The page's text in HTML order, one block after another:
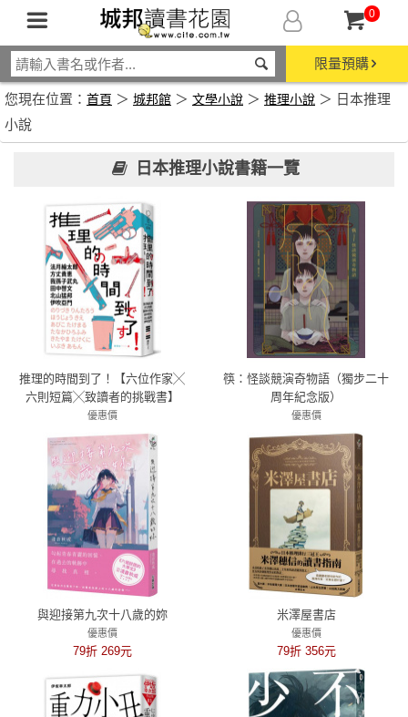
0
限量預購
您現在位置： 首頁 ＞ 城邦館 ＞ 文學小說 ＞ 推理小說 ＞ 日本推理
小說
日本推理小說書籍一覽
推理的時間到了！【六位作家╳
六則短篇╳致讀者的挑戰書】
優惠價
79折 394元
筷：怪談競演奇物語（獨步二十
周年紀念版）
優惠價
79折 379元
與迎接第九次十八歲的妳
優惠價
79折 269元
米澤屋書店
優惠價
79折 356元